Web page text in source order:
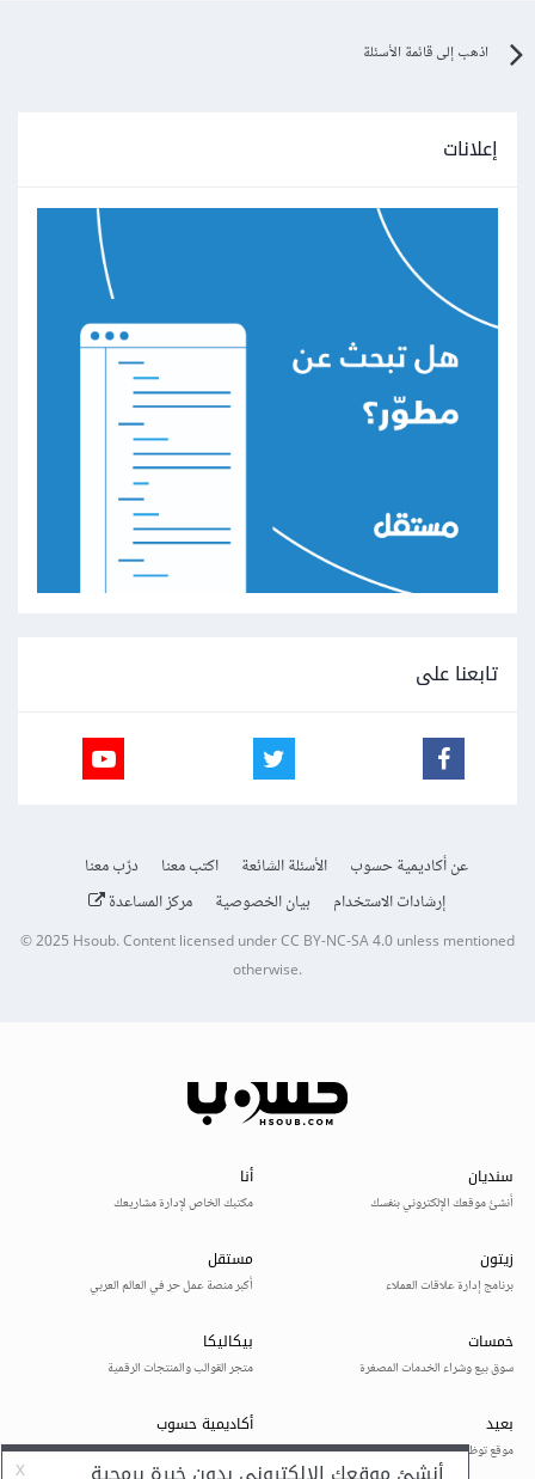
اذهب إلى قائمة الأسئلة
إعلانات
تابعنا على
عن أكاديمية حسوب الأسئلة الشائعة اكتب معنا
درّب معنا
إرشادات الاستخدام
بيان الخصوصية مركز المساعدة
© 2025Hsoub.Content licensed underCC BY-NC-SA 4.0unless mentioned
otherwise.